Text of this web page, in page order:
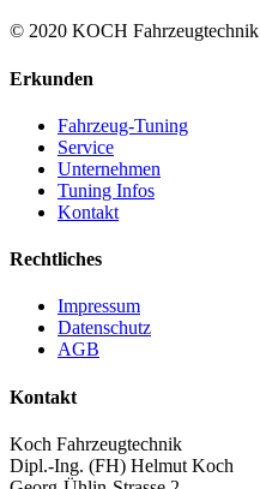
© 2020 KOCH Fahrzeugtechnik
Erkunden
Fahrzeug-Tuning
Service
Unternehmen
Tuning Infos
Kontakt
Rechtliches
Impressum
Datenschutz
AGB
Kontakt
Koch Fahrzeugtechnik
Dipl.-Ing. (FH) Helmut Koch